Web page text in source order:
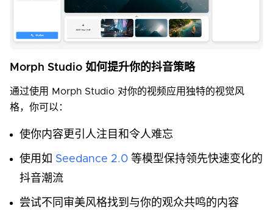
Morph Studio 如何提升你的抖音策略
通过使用 Morph Studio 对你的视频应用独特的视觉风
格，你可以：
使你内容更引人注目和令人难忘
使用如 Seedance 2.0 等模型保持领先快速变化的
抖音潮流
尝试不同审美风格找到与你的观众共鸣的内容